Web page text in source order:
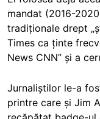
mandat (2016-
tradiționale drept
Times ca ținte
News CNN” și a
Jurnaliștilor le-a
printre care și Jim